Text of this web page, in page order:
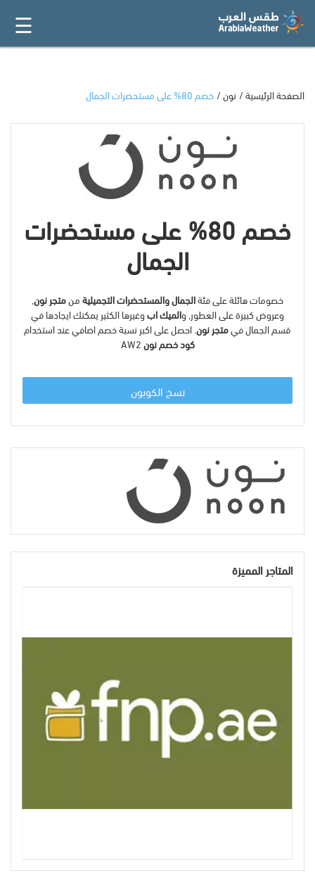
القائمة
أفضل 20
☰
الصفحة الرئيسية نون خصم 80% على مستحضرات الجمال
خصم 80% على مستحضرات
الجمال
خصومات هائلة على فئةالجمال والمستحضرات التجميليةمنمتجر نون
وعروض كبيرة على العطور, والميك ابوغيرها الكثير يمكنك ايجادها في
قسم الجمال فيمتجر نون . احصل على اكبر نسبة خصم اضافي عند استخدام
كود خصم نون
نسخ الكوبون
المتاجر المميزة